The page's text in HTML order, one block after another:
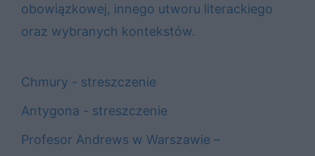
obowiązkowej, innego utworu literackiego
oraz wybranych kontekstów.
Chmury - streszczenie
Antygona - streszczenie
Profesor Andrews w Warszawie –